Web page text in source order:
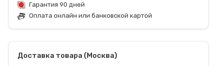
Гарантия 90 дней
Оплата онлайн или банковской картой
Доставка товара (Москва)